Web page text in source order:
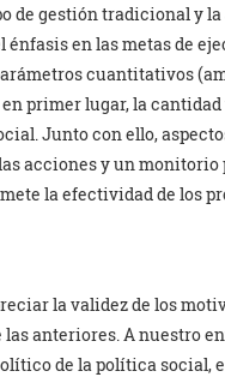
de gestión tradicional y
énfasis en las metas de
cuantitativos
primer lugar, la
Junto con ello,
acciones y un
la efectividad de los
la validez de los
anteriores. A nuestro
de la política social,